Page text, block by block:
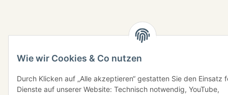
Wie wir Cookies & Co nutzen
Durch Klicken auf „Alle akzeptieren“ gestatten Sie den Einsatz
Dienste auf unserer Website: Technisch notwendig, YouTube,